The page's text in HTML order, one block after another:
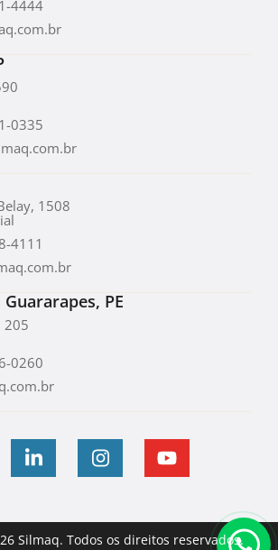
4444
0335
1508
4111
PE
205
0260
Silmaq. Todos os direitos reservados.